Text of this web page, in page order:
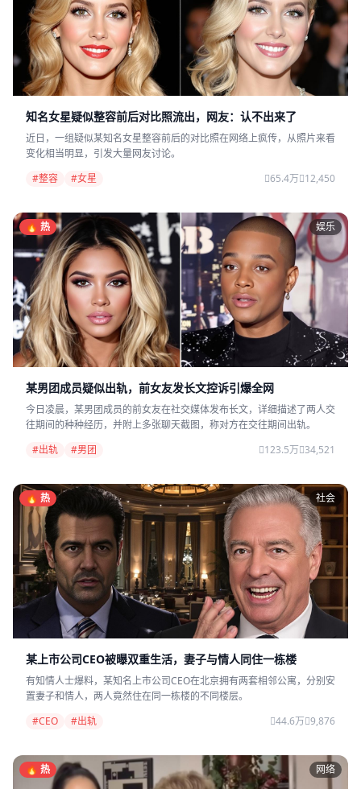
知名女星疑似整容前后对比照流出，网友：认不出来了
近日，一组疑似某知名女星整容前后的对比照在网络上疯传，从照片来看
变化相当明显，引发大量网友讨论。
#整容
#女星 65.4万 12,450
🔥 热 娱乐
某男团成员疑似出轨，前女友发长文控诉引爆全网
今日凌晨，某男团成员的前女友在社交媒体发布长文，详细描述了两人交
往期间的种种经历，并附上多张聊天截图，称对方在交往期间出轨。
#出轨
#男团 123.5万 34,521
🔥 热 社会
某上市公司CEO被曝双重生活，妻子与情人同住一栋楼
有知情人士爆料，某知名上市公司CEO在北京拥有两套相邻公寓，分别安
置妻子和情人，两人竟然住在同一栋楼的不同楼层。
#CEO
#出轨 44.6万 9,876
🔥 热 网络